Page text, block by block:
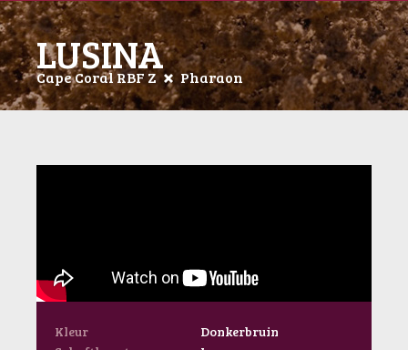
LUSINA
Cape Coral RBF Z Pharaon
Kleur
Donkerbruin